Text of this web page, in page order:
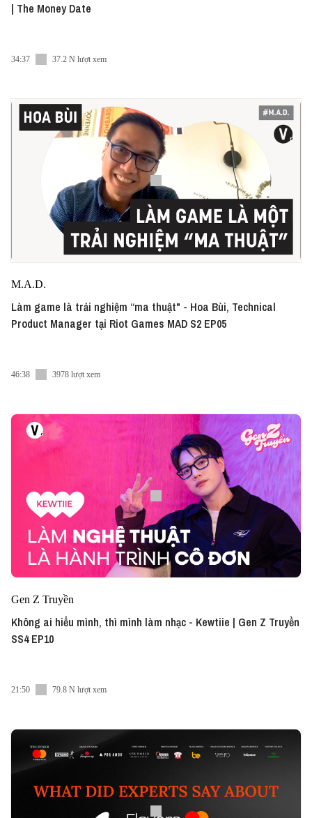
| The Money Date
34:37 37.2 N lượt xem
M.A.D.
Làm game là trải nghiệm “ma thuật" - Hoa Bùi, Technical
Product Manager tại Riot Games MAD S2 EP05
46:38 3978 lượt xem
Gen Z Truyền
Không ai hiểu mình, thì mình làm nhạc - Kewtiie | Gen Z Truyền
SS4 EP10
21:50 79.8 N lượt xem